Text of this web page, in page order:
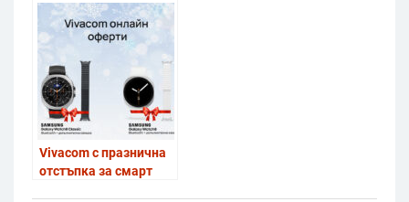
без парола
Vivacom с празнична
отстъпка за смарт